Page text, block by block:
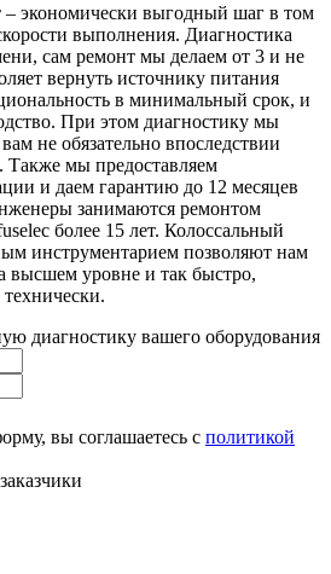
– экономически выгодный шаг в том
выполнения. Диагностика
сам ремонт мы делаем от 3 и не
вернуть источнику питания
в минимальный срок, и
При этом диагностику мы
не обязательно впоследствии
Также мы предоставляем
и даем гарантию до 12 месяцев
занимаются ремонтом
более 15 лет. Колоссальный
инструментарием позволяют нам
высшем уровне и так быстро,
диагностику вашего оборудования
вы соглашаетесь с политикой